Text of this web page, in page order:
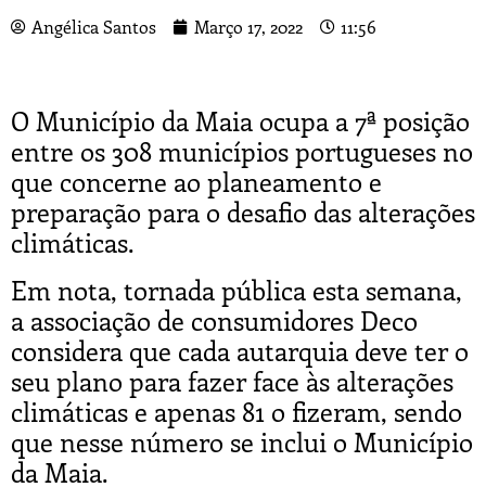
Angélica Santos Março 17, 2022 11:56
O Município da Maia ocupa a 7ª posição
entre os 308 municípios portugueses no
que concerne ao planeamento e
preparação para o desafio das alterações
climáticas.
Em nota, tornada pública esta semana,
a associação de consumidores Deco
considera que cada autarquia deve ter o
seu plano para fazer face às alterações
climáticas e apenas 81 o fizeram, sendo
que nesse número se inclui o Município
da Maia.